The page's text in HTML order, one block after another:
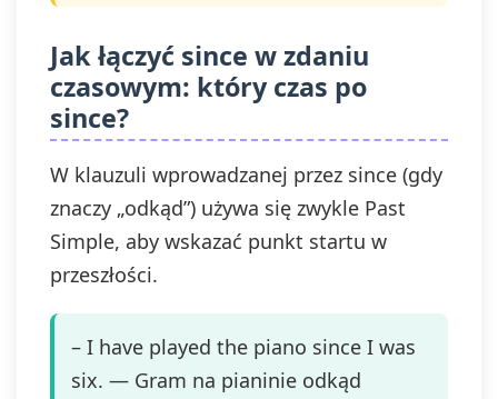
Jak łączyć since w zdaniu
czasowym: który czas po
since?
W klauzuli wprowadzanej przez since (gdy
znaczy „odkąd”) używa się zwykle Past
Simple, aby wskazać punkt startu w
przeszłości.
– I have played the piano since I was
six. — Gram na pianinie odkąd